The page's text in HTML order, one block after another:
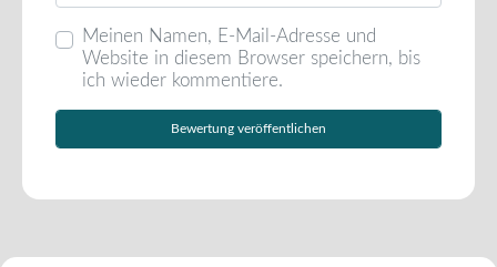
Meinen Namen, E-Mail-Adresse und
Website in diesem Browser speichern, bis
ich wieder kommentiere.